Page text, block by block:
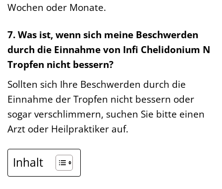
Wochen oder Monate.
7. Was ist, wenn sich meine Beschwerden
durch die Einnahme von Infi Chelidonium N
Tropfen nicht bessern?
Sollten sich Ihre Beschwerden durch die
Einnahme der Tropfen nicht bessern oder
sogar verschlimmern, suchen Sie bitte einen
Arzt oder Heilpraktiker auf.
Inhalt